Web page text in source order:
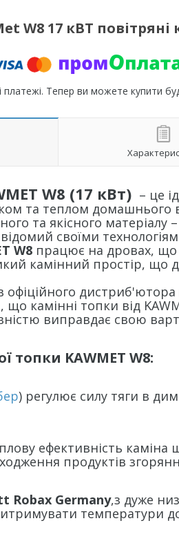
W8 17 кВТ повітряні
платежі. Тепер ви можете купити
W8 (17 кВт) – це
та теплом домашнього
та якісного матеріалу
своїми
W8 працює на дровах, що
камінний простір, що
дистриб'ютора
камінні топки від
виправдає свою
топки KAWMET W8:
) регулює силу тяги в
ефективність каміна
продуктів
Robax Germany,з дуже
температури до